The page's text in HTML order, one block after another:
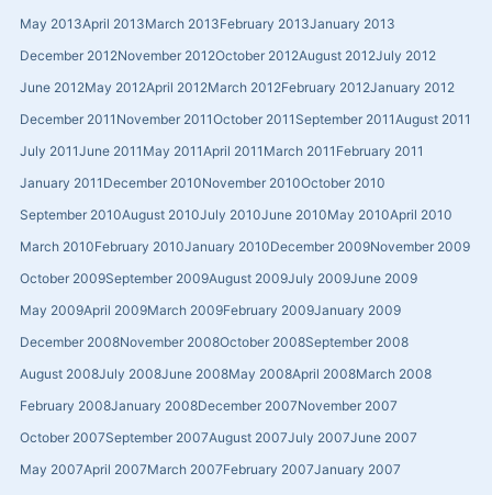
May 2013April 2013March 2013February 2013January 2013
December 2012November 2012October 2012August 2012July 2012
June 2012May 2012April 2012March 2012February 2012January 2012
December 2011 November 2011October 2011 September 2011August 2011
July 2011June 2011 May 2011April 2011 March 2011 February 2011
January 2011 December 2010November 2010October 2010
September 2010August 2010July 2010June 2010May 2010April 2010
March 2010February 2010January 2010December 2009November 2009
October 2009September 2009August 2009July 2009June 2009
May 2009April 2009March 2009February 2009January 2009
December 2008November 2008October 2008September 2008
August 2008July 2008June 2008May 2008April 2008March 2008
February 2008January 2008December 2007November 2007
October 2007September 2007August 2007July 2007June 2007
May 2007April 2007March 2007February 2007January 2007